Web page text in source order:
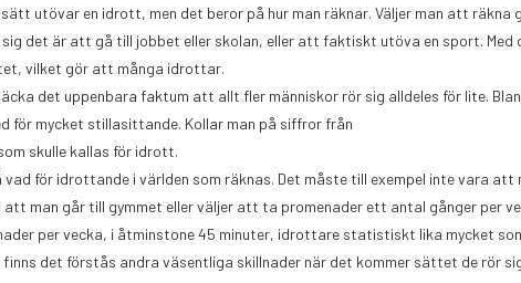
utövar en idrott, men det beror på hur man räknar. Väljer man att räkna
det är att gå till jobbet eller skolan, eller att faktiskt utöva en sport. Med
vilket gör att många idrottar.
det uppenbara faktum att allt fler människor rör sig alldeles för lite.
för mycket stillasittande. Kollar man på siffror från
skulle kallas för idrott.
för idrottande i världen som räknas. Det måste till exempel inte vara att
man går till gymmet eller väljer att ta promenader ett antal gånger per
per vecka, i åtminstone 45 minuter, idrottare statistiskt lika mycket
det förstås andra väsentliga skillnader när det kommer sättet de rör